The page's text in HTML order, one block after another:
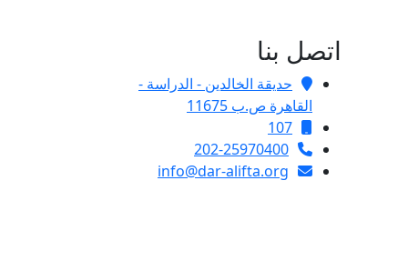
اتصل بنا
حديقة الخالدين - الدراسة -
القاهرة ص.ب 11675
107
202-25970400
info@dar-alifta.org